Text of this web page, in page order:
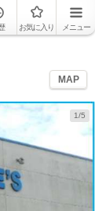
お気に入り メニュー
MAP
1/5